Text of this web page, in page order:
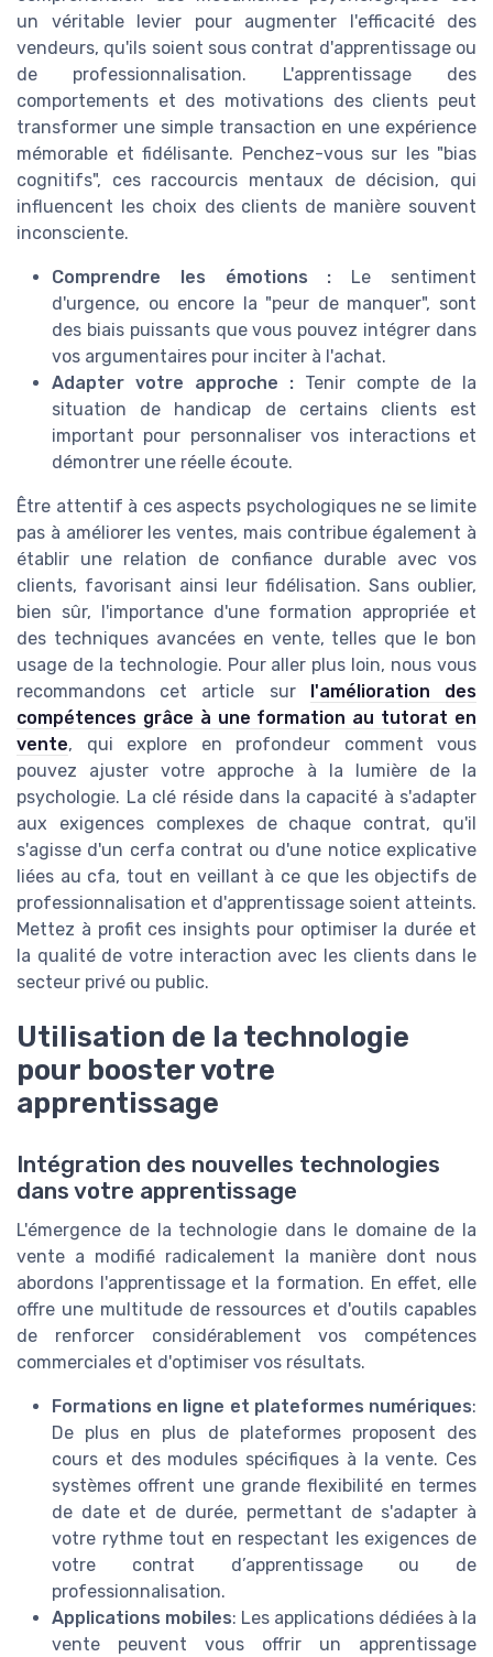
un véritable levier pour augmenter l'efficacité des
vendeurs, qu'ils soient sous contrat d'apprentissage ou
de professionnalisation. L'apprentissage des
comportements et des motivations des clients peut
transformer une simple transaction en une expérience
mémorable et fidélisante. Penchez-vous sur les "bias
cognitifs", ces raccourcis mentaux de décision, qui
influencent les choix des clients de manière souvent
inconsciente.
Comprendre les émotions : Le sentiment
d'urgence, ou encore la "peur de manquer", sont
des biais puissants que vous pouvez intégrer dans
vos argumentaires pour inciter à l'achat.
Adapter votre approche : Tenir compte de la
situation de handicap de certains clients est
important pour personnaliser vos interactions et
démontrer une réelle écoute.
Être attentif à ces aspects psychologiques ne se limite
pas à améliorer les ventes, mais contribue également à
établir une relation de confiance durable avec vos
clients, favorisant ainsi leur fidélisation. Sans oublier,
bien sûr, l'importance d'une formation appropriée et
des techniques avancées en vente, telles que le bon
usage de la technologie. Pour aller plus loin, nous vous
recommandons cet article sur l'amélioration des
compétences grâce à une formation au tutorat en
vente, qui explore en profondeur comment vous
pouvez ajuster votre approche à la lumière de la
psychologie. La clé réside dans la capacité à s'adapter
aux exigences complexes de chaque contrat, qu'il
s'agisse d'un cerfa contrat ou d'une notice explicative
liées au cfa, tout en veillant à ce que les objectifs de
professionnalisation et d'apprentissage soient atteints.
Mettez à profit ces insights pour optimiser la durée et
la qualité de votre interaction avec les clients dans le
secteur privé ou public.
Utilisation de la technologie
pour booster votre
apprentissage
Intégration des nouvelles technologies
dans votre apprentissage
L'émergence de la technologie dans le domaine de la
vente a modifié radicalement la manière dont nous
abordons l'apprentissage et la formation. En effet, elle
offre une multitude de ressources et d'outils capables
de renforcer considérablement vos compétences
commerciales et d'optimiser vos résultats.
Formations en ligne et plateformes numériques:
De plus en plus de plateformes proposent des
cours et des modules spécifiques à la vente. Ces
systèmes offrent une grande flexibilité en termes
de date et de durée, permettant de s'adapter à
votre rythme tout en respectant les exigences de
votre contrat d’apprentissage ou de
professionnalisation.
Applications mobiles: Les applications dédiées à la
vente peuvent vous offrir un apprentissage